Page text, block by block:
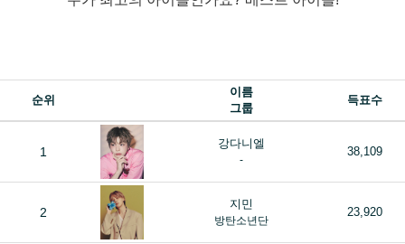
순위
이름
그룹
득표수
1
강다니엘
-
38,109
2
지민
방탄소년단
23,920